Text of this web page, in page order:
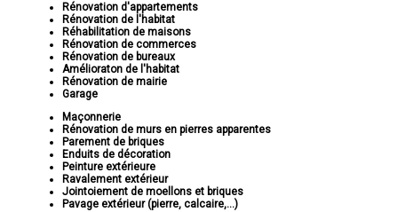
Rénovation d'appartements
Rénovation de l'habitat
Réhabilitation de maisons
Rénovation de commerces
Rénovation de bureaux
Amélioraton de l'habitat
Rénovation de mairie
Garage
Maçonnerie
Rénovation de murs en pierres apparentes
Parement de briques
Enduits de décoration
Peinture extérieure
Ravalement extérieur
Jointoiement de moellons et briques
Pavage extérieur (pierre, calcaire,...)